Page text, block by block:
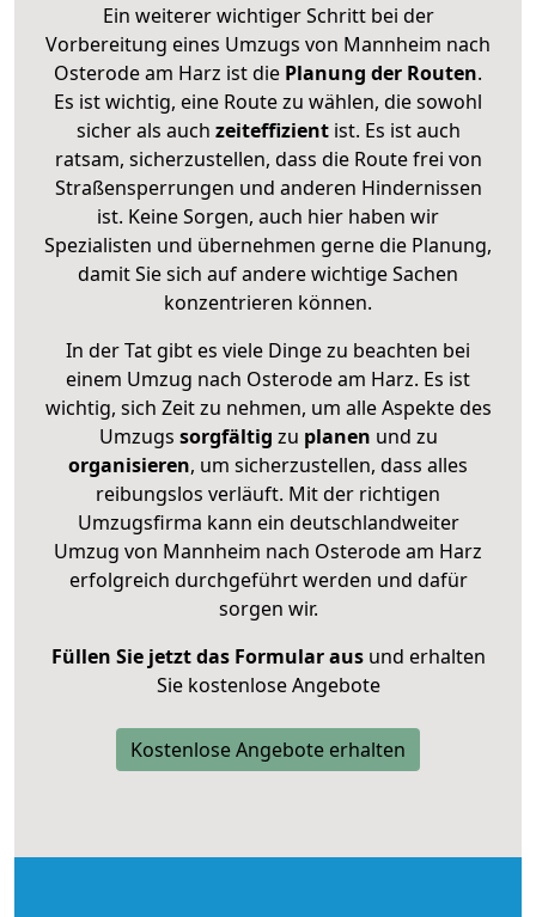
Ein weiterer wichtiger Schritt bei der
Vorbereitung eines Umzugs von Mannheim nach
Osterode am Harz ist die Planung der Routen.
Es ist wichtig, eine Route zu wählen, die sowohl
sicher als auch zeiteffizientist. Es ist auch
ratsam, sicherzustellen, dass die Route frei von
Straßensperrungen und anderen Hindernissen
ist. Keine Sorgen, auch hier haben wir
Spezialisten und übernehmen gerne die Planung,
damit Sie sich auf andere wichtige Sachen
konzentrieren können.
In der Tat gibt es viele Dinge zu beachten bei
einem Umzug nach Osterode am Harz. Es ist
wichtig, sich Zeit zu nehmen, um alle Aspekte des
Umzugs sorgfältig zu planen und zu
organisieren, um sicherzustellen, dass alles
reibungslos verläuft. Mit der richtigen
Umzugsfirma kann ein deutschlandweiter
Umzug von Mannheim nach Osterode am Harz
erfolgreich durchgeführt werden und dafür
sorgen wir.
Füllen Sie jetzt das Formular ausund erhalten
Sie kostenlose Angebote
Kostenlose Angebote erhalten